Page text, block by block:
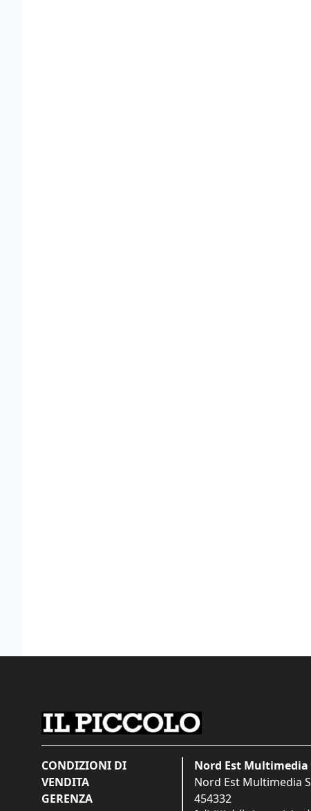
CONDIZIONI DI
VENDITA
GERENZA
Nord Est Multimedia
Nord Est Multimedia
454332